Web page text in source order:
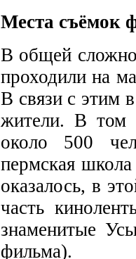
Места съёмок
В общей
проходили на
В связи с этим
жители. В том
около 500
пермская
оказалось, в
часть
знаменитые
фильма).